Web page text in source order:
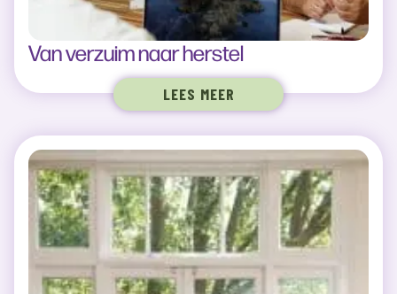
Van verzuim naar herstel
LEES MEER